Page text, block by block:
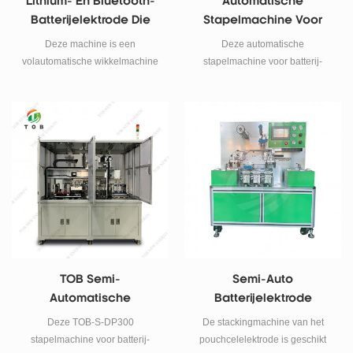
Batterijelektrode Die
Wikkelmachine Maakt
Deze machine is een
volautomatische wikkelmachine
zakjes.
Stapelmachine Voor
Batterij-Elektroden Voor
Lithiumzakcel
Deze automatische
stapelmachine voor batterij-
zakcellen.
TOB Semi-
Automatische
Stapelmachine Voor
Batterij-Elektroden
Deze TOB-S-DP300
stapelmachine voor batterij-
Semi-Auto
Batterijelektrode
Stapelmachine Voor
Lithium Pouch Cel
De stackingmachine van het
pouchcelelektrode is geschikt